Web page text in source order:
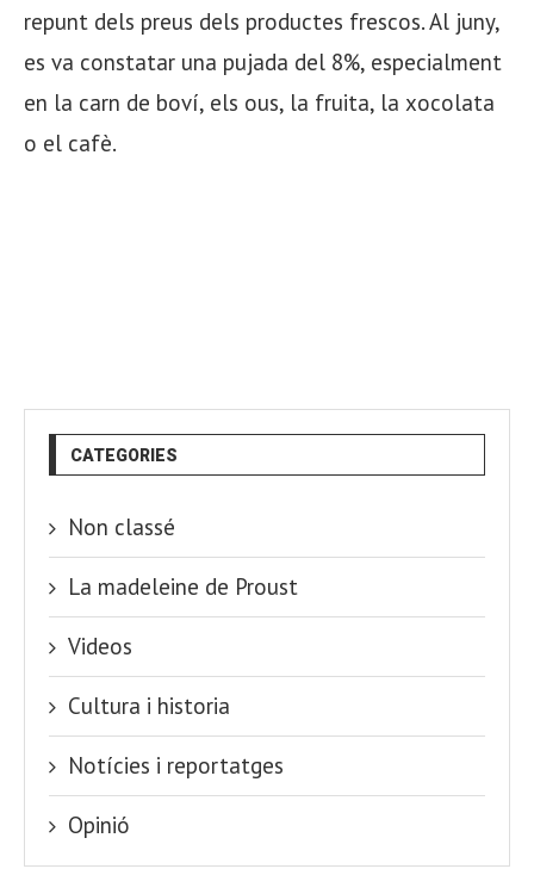
repunt dels preus dels productes frescos. Al juny,
es va constatar una pujada del 8%, especialment
en la carn de boví, els ous, la fruita, la xocolata
o el cafè.
CATEGORIES
Non classé
La madeleine de Proust
Videos
Cultura i historia
Notícies i reportatges
Opinió